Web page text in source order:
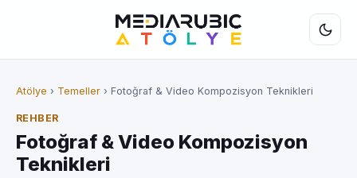
Atölye › Temeller › Fotoğraf & Video Kompozisyon Teknikleri
REHBER
Fotoğraf & Video Kompozisyon
Teknikleri